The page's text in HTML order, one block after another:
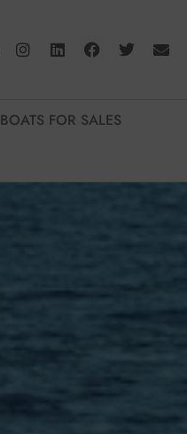
BOATS FOR SALES